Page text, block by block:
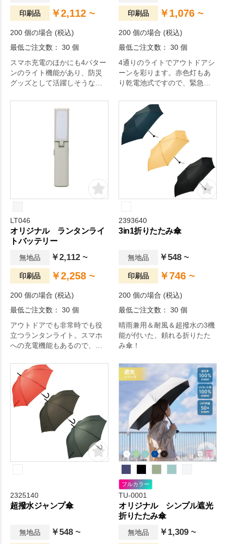
印刷品 ￥2,112 ~
200 個の場合 (税込)
最低ご注文数： 30 個
スマホ充電のほかにも4パター
ンのライト機能があり、防災
グッズとして活躍しそうなバ
印刷品 ￥1,076 ~
200 個の場合 (税込)
最低ご注文数： 30 個
4通りのライトでアウトドアシ
ーンを彩ります。赤色灯もあ
り乾電池式ですので、緊急時
LT046
オリジナル ランタンライ
トバッテリー
無地品 ￥2,112 ~
印刷品 ￥2,258 ~
200 個の場合 (税込)
最低ご注文数： 30 個
アウトドアでも非常時でも役
立つランタンライト。スマホ
への充電機能もあるので、屋
の持ち出しにも便利に使えま
す。
2393640
3in1折りたたみ傘
無地品 ￥548 ~
印刷品 ￥746 ~
200 個の場合 (税込)
最低ご注文数： 30 個
晴雨兼用＆耐風＆超撥水の3機
能が付いた、頼れる折りたた
み傘！
2325140
超撥水ジャンプ傘
無地品 ￥548 ~
フルカラー
TU-0001
オリジナル シンプル遮光
折りたたみ傘
無地品 ￥1,309 ~